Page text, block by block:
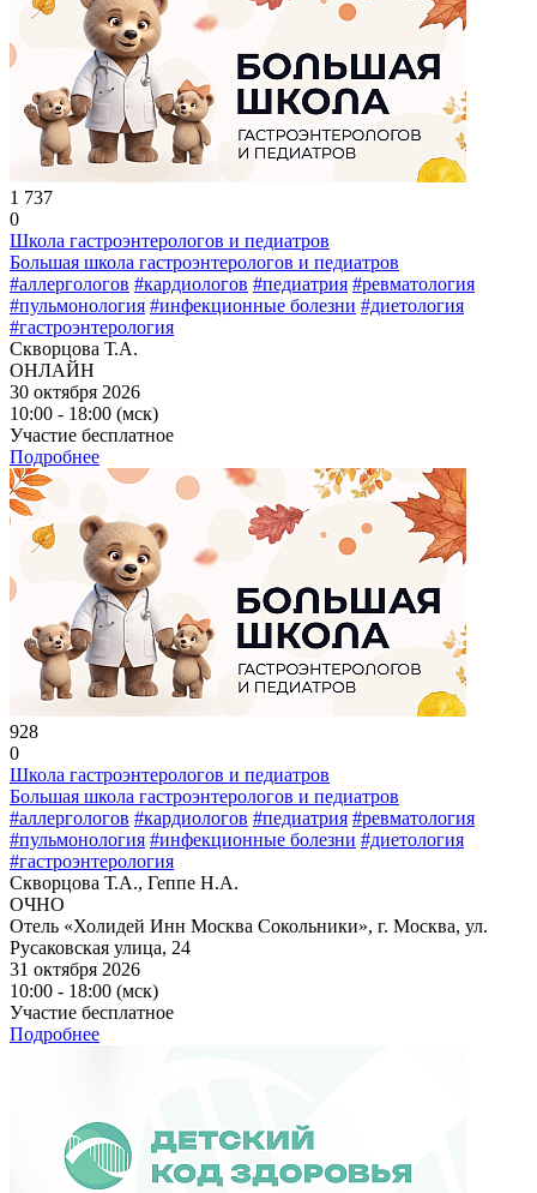
1 737
0
Школа гастроэнтерологов и педиатров
Большая школа гастроэнтерологов и педиатров
#аллергологов #кардиологов #педиатрия #ревматология
#пульмонология #инфекционные болезни #диетология
#гастроэнтерология
Скворцова Т.А.
ОНЛАЙН
30 октября 2026
10:00 - 18:00 (мск)
Участие бесплатное
Подробнее
928
0
Школа гастроэнтерологов и педиатров
Большая школа гастроэнтерологов и педиатров
#аллергологов #кардиологов #педиатрия #ревматология
#пульмонология #инфекционные болезни #диетология
#гастроэнтерология
Скворцова Т.А., Геппе Н.А.
ОЧНО
Отель «Холидей Инн Москва Сокольники», г. Москва, ул.
Русаковская улица, 24
31 октября 2026
10:00 - 18:00 (мск)
Участие бесплатное
Подробнее